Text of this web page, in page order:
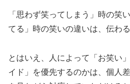
「思わず笑ってしまう」時の笑
てる」時の笑いの違いは、伝わる
とはいえ、人によって「お笑い
イド」を優先するのかは、個人